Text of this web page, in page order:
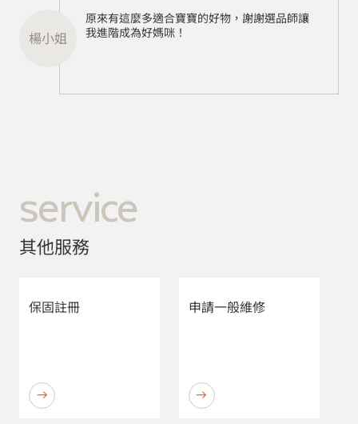
原來有這麼多適合寶寶的好物，謝謝選品師讓
我進階成為好媽咪！
楊小姐
service
其他服務
保固註冊 申請一般維修